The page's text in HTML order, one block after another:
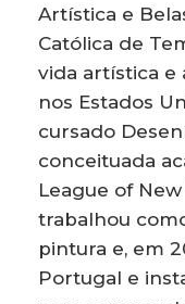
Artística e
Católica de
vida artística e
nos Estados
cursado
conceituada
League of
trabalhou
pintura e, em
Portugal e